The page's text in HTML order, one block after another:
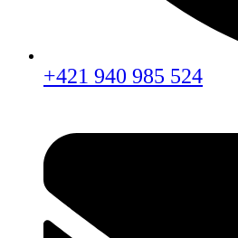
+421 940 985 524